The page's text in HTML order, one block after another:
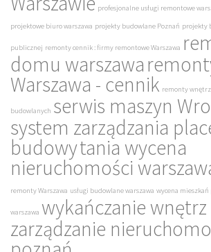
profesjonalne usługi remontowe
projektowe biuro warszawa projekty budowlane Poznań projekty
publicznej remonty cennik : firmy remontowe Warszawa
domu warszawa
Warszawa - cennik remonty wnętrz
budowlanych serwis maszyn
system zarządzania
budowytania wycena
nieruchomości
remonty Warszawa usługi budowlane warszawa wycena mieszkań
warszawa wykańczanie wnętrz
zarządzanie